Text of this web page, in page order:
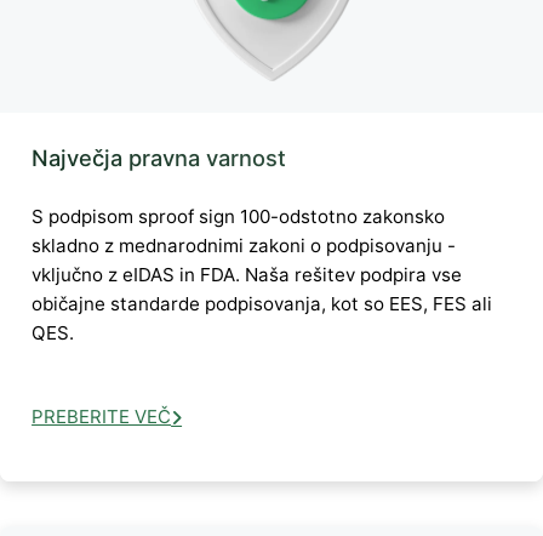
Največja pravna varnost
S podpisom sproof sign 100-odstotno zakonsko
skladno z mednarodnimi zakoni o podpisovanju -
vključno z eIDAS in FDA. Naša rešitev podpira vse
običajne standarde podpisovanja, kot so EES, FES ali
QES.
PREBERITE VEČ